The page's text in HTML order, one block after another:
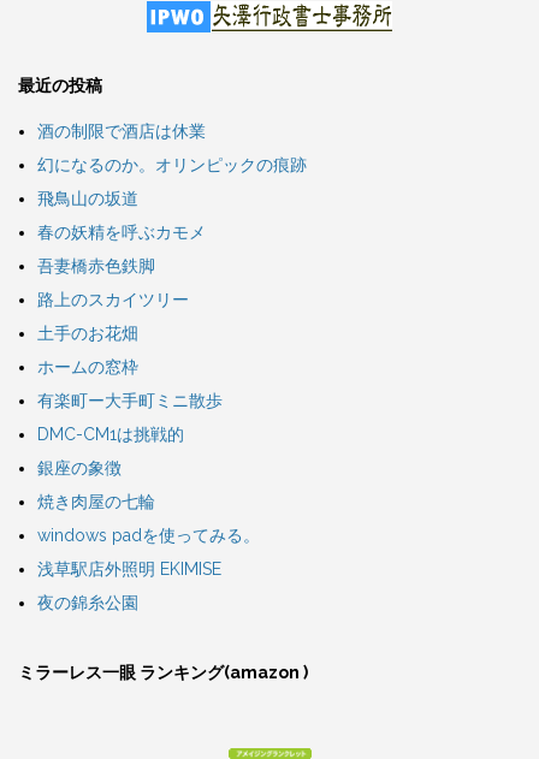
最近の投稿
酒の制限で酒店は休業
幻になるのか。オリンピックの痕跡
飛鳥山の坂道
春の妖精を呼ぶカモメ
吾妻橋赤色鉄脚
路上のスカイツリー
土手のお花畑
ホームの窓枠
有楽町ー大手町ミニ散歩
DMC-CM1は挑戦的
銀座の象徴
焼き肉屋の七輪
windows padを使ってみる。
浅草駅店外照明 EKIMISE
夜の錦糸公園
ミラーレス一眼 ランキング(amazon )